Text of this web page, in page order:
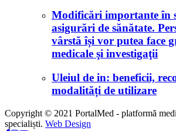
Modificări importante în
asigurări de sănătate.
vârstă își vor putea face
medicale şi investigaţii
Uleiul de in: beneficii,
modalități de utilizare
Copyright © 2021 PortalMed - platformă
specialiști. Web Design